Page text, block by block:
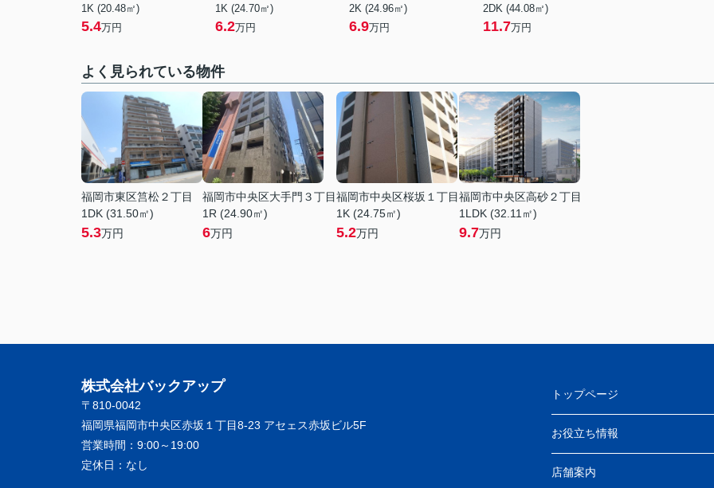
1K (20.48㎡)
5.4万円
1K (24.70㎡)
6.2万円
2K (24.96㎡)
6.9万円
2DK (44.08㎡)
11.7万円
よく見られている物件
福岡市東区筥松２丁目
1DK (31.50㎡)
5.3万円
福岡市中央区大手門３丁目
1R (24.90㎡)
6万円
福岡市中央区桜坂１丁目
1K (24.75㎡)
5.2万円
福岡市中央区高砂２丁目
1LDK (32.11㎡)
9.7万円
株式会社バックアップ
〒810-0042
福岡県福岡市中央区赤坂１丁目8-23 アセェス赤坂ビル5F
営業時間： 9:00～19:00
定休日： なし
トップページ
お役立ち情報
店舗案内